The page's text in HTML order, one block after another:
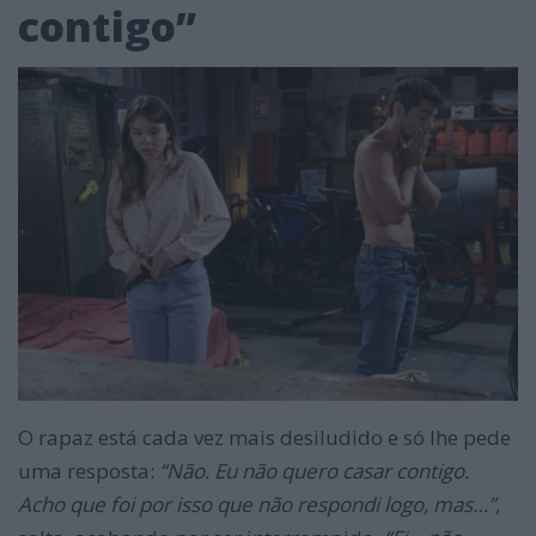
contigo”
O rapaz está cada vez mais desiludido e só lhe pede
uma resposta: “Não. Eu não quero casar contigo.
Acho que foi por isso que não respondi logo, mas…”,